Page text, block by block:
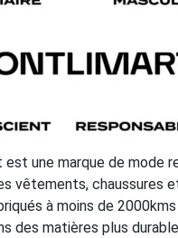
une marque de mode
vêtements, chaussures
à moins de
des matières plus